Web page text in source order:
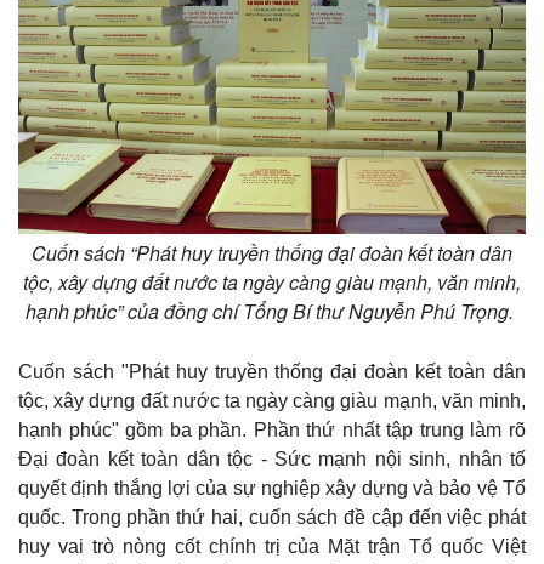
Thế giới
Quan sát
Cuộc sống đó đây
Hồ sơ
Multimedia
Video
Ảnh
E-Magazine
Infographic
Cuốn sách “Phát huy truyền thống đại đoàn kết toàn dân
tộc, xây dựng đất nước ta ngày càng giàu mạnh, văn minh,
hạnh phúc” của đồng chí Tổng Bí thư Nguyễn Phú Trọng.
Cuốn sách "Phát huy truyền thống đại đoàn kết toàn dân
tộc, xây dựng đất nước ta ngày càng giàu mạnh, văn minh,
hạnh phúc" gồm ba phần. Phần thứ nhất tập trung làm rõ
Đại đoàn kết toàn dân tộc - Sức mạnh nội sinh, nhân tố
quyết định thắng lợi của sự nghiệp xây dựng và bảo vệ Tổ
quốc. Trong phần thứ hai, cuốn sách đề cập đến việc phát
huy vai trò nòng cốt chính trị của Mặt trận Tổ quốc Việt